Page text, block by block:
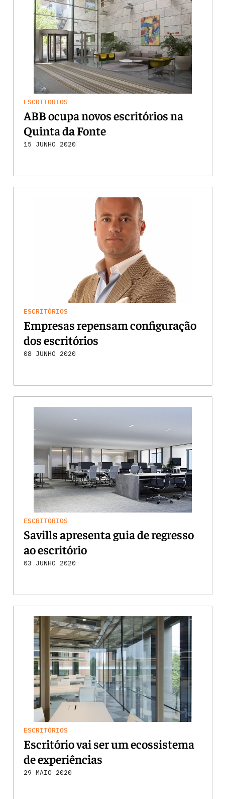
ESCRITÓRIOS
ABB ocupa novos escritórios na
Quinta da Fonte
15 JUNHO 2020
ESCRITÓRIOS
Empresas repensam configuração
dos escritórios
08 JUNHO 2020
ESCRITÓRIOS
Savills apresenta guia de regresso
ao escritório
03 JUNHO 2020
ESCRITÓRIOS
Escritório vai ser um ecossistema
de experiências
29 MAIO 2020